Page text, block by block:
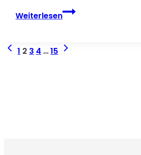
WeiterlesenAnmeldefrist
„Zusammenspiel,
S
Vorherige
1 2 3 4 …15 Nächste